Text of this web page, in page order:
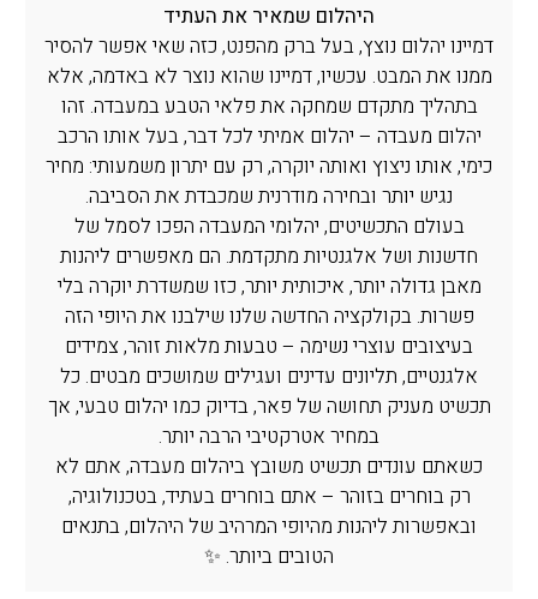
היהלום שמאיר את העתיד
דמיינו יהלום נוצץ, בעל ברק מהפנט, כזה שאי אפשר להסיר
ממנו את המבט. עכשיו, דמיינו שהוא נוצר לא באדמה, אלא
בתהליך מתקדם שמחקה את פלאי הטבע במעבדה. זהו
יהלום מעבדה – יהלום אמיתי לכל דבר, בעל אותו הרכב
כימי, אותו ניצוץ ואותה יוקרה, רק עם יתרון משמעותי: מחיר
נגיש יותר ובחירה מודרנית שמכבדת את הסביבה.
בעולם התכשיטים, יהלומי המעבדה הפכו לסמל של
חדשנות ושל אלגנטיות מתקדמת. הם מאפשרים ליהנות
מאבן גדולה יותר, איכותית יותר, כזו שמשדרת יוקרה בלי
פשרות. בקולקציה החדשה שלנו שילבנו את היופי הזה
בעיצובים עוצרי נשימה – טבעות מלאות זוהר, צמידים
אלגנטיים, תליונים עדינים ועגילים שמושכים מבטים. כל
תכשיט מעניק תחושה של פאר, בדיוק כמו יהלום טבעי, אך
במחיר אטרקטיבי הרבה יותר.
כשאתם עונדים תכשיט משובץ ביהלום מעבדה, אתם לא
רק בוחרים בזוהר – אתם בוחרים בעתיד, בטכנולוגיה,
ובאפשרות ליהנות מהיופי המרהיב של היהלום, בתנאים
הטובים ביותר. ✨